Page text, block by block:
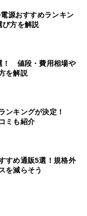
源おすすめランキン
方を解説
！ 値段・費用相場や
を解説
ンキングが決定！
ミも紹介
すめ通販5選！規格外
を減らそう